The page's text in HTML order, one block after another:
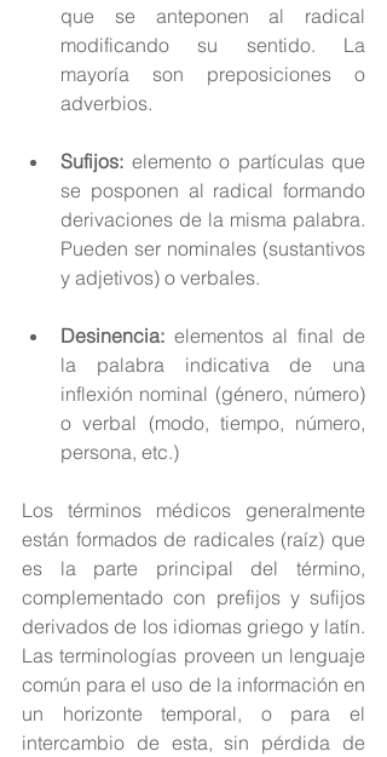
que se anteponen al radical
modificando su sentido. La
mayoría son preposiciones o
adverbios.
Sufijos: elemento o partículas que
se posponen al radical formando
derivaciones de la misma palabra.
Pueden ser nominales (sustantivos
y adjetivos) o verbales.
Desinencia: elementos al final de
la palabra indicativa de una
inflexión nominal (género, número)
o verbal (modo, tiempo, número,
persona, etc.)
Los términos médicos generalmente
están formados de radicales (raíz) que
es la parte principal del término,
complementado con prefijos y sufijos
derivados de los idiomas griego y latín.
Las terminologías proveen un lenguaje
común para el uso de la información en
un horizonte temporal, o para el
intercambio de esta, sin pérdida de